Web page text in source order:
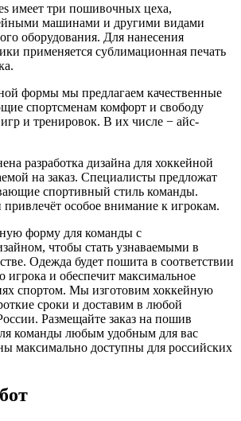
имеет три пошивочных цеха,
машинами и другими видами
оборудования. Для нанесения
применяется сублимационная печать
формы мы предлагаем качественные
спортсменам комфорт и свободу
и тренировок. В их числе − айс-
разработка дизайна для хоккейной
на заказ. Специалисты предложат
спортивный стиль команды.
особое внимание к игрокам.
форму для команды с
чтобы стать узнаваемыми в
Одежда будет пошита в соответствии
игрока и обеспечит максимальное
спортом. Мы изготовим хоккейную
сроки и доставим в любой
Размещайте заказ на пошив
команды любым удобным для вас
максимально доступны для российских